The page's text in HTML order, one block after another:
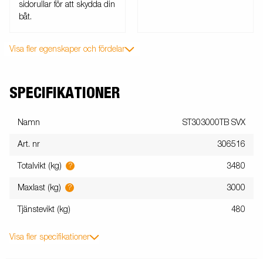
sidorullar för att skydda din
båt.
Visa fler egenskaper och fördelar
SPECIFIKATIONER
Namn ST303000TB SVX
Art. nr 306516
Totalvikt (kg) ? 3480
Maxlast (kg) ? 3000
Tjänstevikt (kg) 480
Visa fler specifikationer